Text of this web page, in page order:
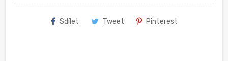
Sdílet Tweet Pinterest